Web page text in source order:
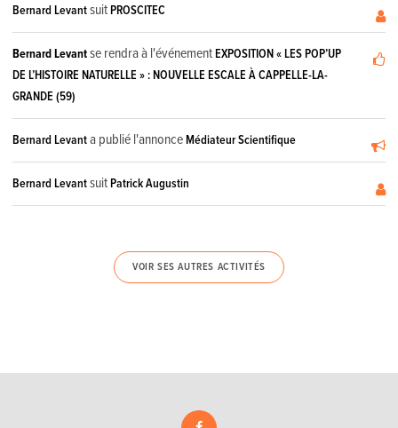
Bernard LevantsuitPROSCITEC
Bernard Levantse rendra à l'événementEXPOSITION « LES POP’UP
DE L’HISTOIRE NATURELLE » : NOUVELLE ESCALE À CAPPELLE-LA-
GRANDE (59)
Bernard Levanta publié l'annonceMédiateur Scientifique
Bernard LevantsuitPatrick Augustin
VOIR SES AUTRES ACTIVITÉS